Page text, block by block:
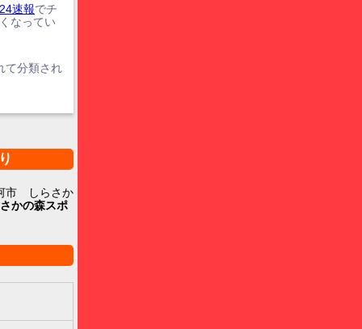
速報でチ
なってい
て分類され
市 しらさか
かの森スポ